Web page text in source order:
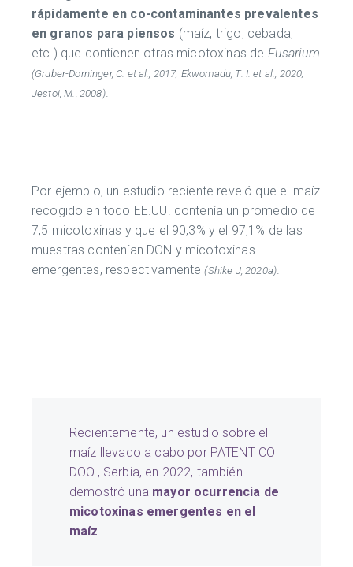
rápidamente en co-contaminantes prevalentes
en granos para piensos (maíz, trigo, cebada,
etc.) que contienen otras micotoxinas de Fusarium
(Gruber-Dorninger, C. et al., 2017; Ekwomadu, T. I. et al., 2020;
Jestoi, M., 2008).
Por ejemplo, un estudio reciente reveló que el maíz
recogido en todo EE.UU. contenía un promedio de
7,5 micotoxinas y que el 90,3% y el 97,1% de las
muestras contenían DON y micotoxinas
emergentes, respectivamente(Shike J, 2020a)
Recientemente, un estudio sobre el
maíz llevado a cabo por PATENT CO
DOO., Serbia, en 2022, también
demostró una mayor ocurrencia de
micotoxinas emergentes en el
maíz